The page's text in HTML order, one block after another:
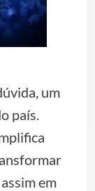
um
país.
em